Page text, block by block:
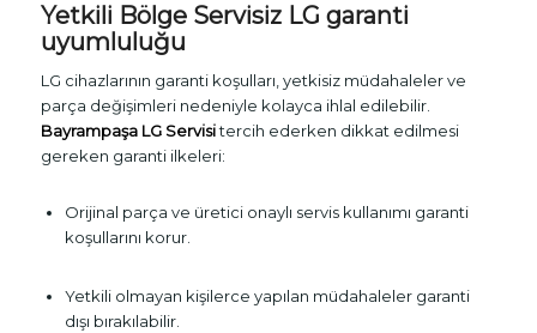
Yetkili Bölge Servisiz LG garanti
uyumluluğu
LG cihazlarının garanti koşulları, yetkisiz müdahaleler ve
parça değişimleri nedeniyle kolayca ihlal edilebilir.
Bayrampaşa LG Servisitercih ederken dikkat edilmesi
gereken garanti ilkeleri:
Orijinal parça ve üretici onaylı servis kullanımı garanti
koşullarını korur.
Yetkili olmayan kişilerce yapılan müdahaleler garanti
dışı bırakılabilir.